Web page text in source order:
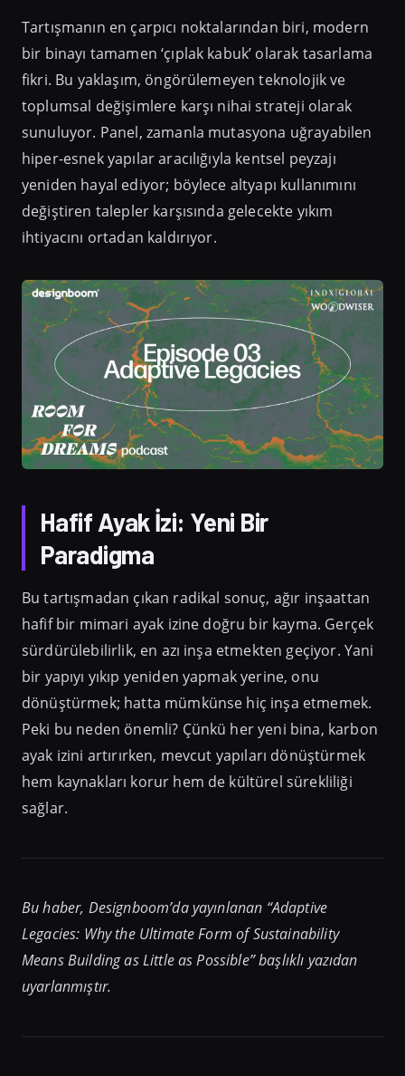
Tartışmanın en çarpıcı noktalarından biri, modern
bir binayı tamamen ‘çıplak kabuk’ olarak tasarlama
fikri. Bu yaklaşım, öngörülemeyen teknolojik ve
toplumsal değişimlere karşı nihai strateji olarak
sunuluyor. Panel, zamanla mutasyona uğrayabilen
hiper-esnek yapılar aracılığıyla kentsel peyzajı
yeniden hayal ediyor; böylece altyapı kullanımını
değiştiren talepler karşısında gelecekte yıkım
ihtiyacını ortadan kaldırıyor.
Hafif Ayak İzi: Yeni Bir
Paradigma
Bu tartışmadan çıkan radikal sonuç, ağır inşaattan
hafif bir mimari ayak izine doğru bir kayma. Gerçek
sürdürülebilirlik, en azı inşa etmekten geçiyor. Yani
bir yapıyı yıkıp yeniden yapmak yerine, onu
dönüştürmek; hatta mümkünse hiç inşa etmemek.
Peki bu neden önemli? Çünkü her yeni bina, karbon
ayak izini artırırken, mevcut yapıları dönüştürmek
hem kaynakları korur hem de kültürel sürekliliği
sağlar.
Bu haber, Designboom’da yayınlanan “Adaptive
Legacies: Why the Ultimate Form of Sustainability
Means Building as Little as Possible” başlıklı yazıdan
uyarlanmıştır.